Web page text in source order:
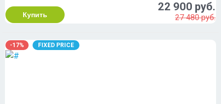
Купить
22 900 руб.
27 480 руб.
-17% FIXED PRICE